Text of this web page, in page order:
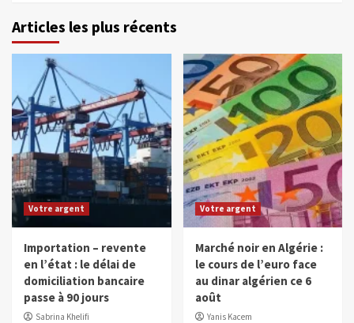
Articles les plus récents
Votre argent
Importation – revente
en l’état : le délai de
domiciliation bancaire
passe à 90 jours
Sabrina Khelifi
Votre argent
Marché noir en Algérie :
le cours de l’euro face
au dinar algérien ce 6
août
Yanis Kacem